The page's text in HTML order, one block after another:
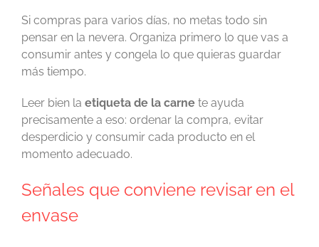
Si compras para varios días, no metas todo sin
pensar en la nevera. Organiza primero lo que vas a
consumir antes y congela lo que quieras guardar
más tiempo.
Leer bien la etiqueta de la carne te ayuda
precisamente a eso: ordenar la compra, evitar
desperdicio y consumir cada producto en el
momento adecuado.
Señales que conviene revisar en el
envase